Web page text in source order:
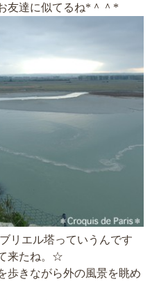
友達に似てるね*＾＾*
リエル塔っていうんです
来たね。☆
歩きながら外の風景を眺め